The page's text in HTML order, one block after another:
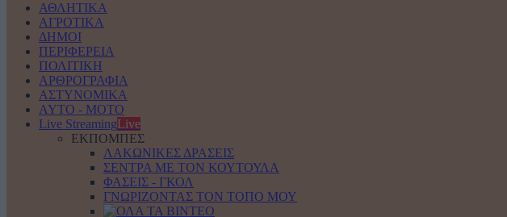
ΑΘΛΗΤΙΚΑ
ΑΓΡΟΤΙΚΑ
ΔΗΜΟΙ
ΠΕΡΙΦΕΡΕΙΑ
ΠΟΛΙΤΙΚΗ
ΑΡΘΡΟΓΡΑΦΙΑ
ΑΣΤΥΝΟΜΙΚΑ
AYTO - MOTO
Live StreamingLive
ΕΚΠΟΜΠΕΣ
ΛΑΚΩΝΙΚΕΣ ΔΡΑΣΕΙΣ
ΣΕΝΤΡΑ ΜΕ ΤΟΝ ΚΟΥΤΟΥΛΑ
ΦΑΣΕΙΣ - ΓΚΟΛ
ΓΝΩΡΙΖΟΝΤΑΣ ΤΟΝ ΤΟΠΟ ΜΟΥ